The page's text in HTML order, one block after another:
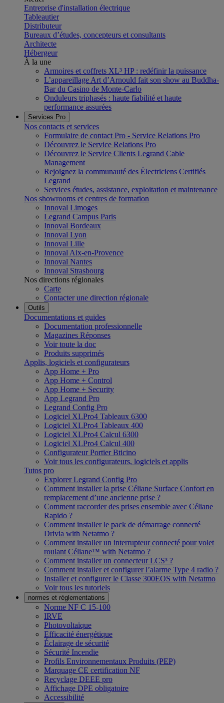
Entreprise d'installation électrique
Tableautier
Distributeur
Bureaux d’études, concepteurs et consultants
Architecte
Hébergeur
À la une
Armoires et coffrets XL³ HP : redéfinir la puissance
L’appareillage Art d’Arnould fait son show au Buddha-
Bar du Casino de Monte-Carlo
Onduleurs triphasés : haute fiabilité et haute
performance assurées
Services Pro
Nos contacts et services
Formulaire de contact Pro - Service Relations Pro
Découvrez le Service Relations Pro
Découvrez le Service Clients Legrand Cable
Management
Rejoignez la communauté des Électriciens Certifiés
Legrand
Services études, assistance, exploitation et maintenance
Nos showrooms et centres de formation
Innoval Limoges
Legrand Campus Paris
Innoval Bordeaux
Innoval Lyon
Innoval Lille
Innoval Aix-en-Provence
Innoval Nantes
Innoval Strasbourg
Nos directions régionales
Carte
Contacter une direction régionale
Outils
Documentations et guides
Documentation professionnelle
Magazines Réponses
Voir toute la doc
Produits supprimés
Applis, logiciels et configurateurs
App Home + Pro
App Home + Control
App Home + Security
App Legrand Pro
Legrand Config Pro
Logiciel XLPro4 Tableaux 6300
Logiciel XLPro4 Tableaux 400
Logiciel XLPro4 Calcul 6300
Logiciel XLPro4 Calcul 400
Configurateur Portier Bticino
Voir tous les configurateurs, logiciels et applis
Tutos pro
Explorer Legrand Config Pro
Comment installer la prise Céliane Surface Confort en
remplacement d’une ancienne prise ?
Comment raccorder des prises ensemble avec Céliane
Rapido ?
Comment installer le pack de démarrage connecté
Drivia with Netatmo ?
Comment installer un interrupteur connecté pour volet
roulant Céliane™ with Netatmo ?
Comment installer un connecteur LCS³ ?
Comment installer et configurer l’alarme Type 4 radio ?
Installer et configurer le Classe 300EOS with Netatmo
Voir tous les tutoriels
normes et réglementations
Norme NF C 15-100
IRVE
Photovoltaïque
Efficacité énergétique
Éclairage de sécurité
Sécurité Incendie
Profils Environnementaux Produits (PEP)
Marquage CE certification NF
Recyclage DEEE pro
Affichage DPE obligatoire
Accessibilité